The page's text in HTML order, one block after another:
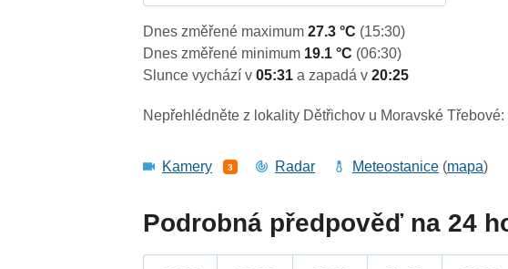
Dnes změřené maximum27.3 °C (15:30)
Dnes změřené minimum 19.1 °C (06:30)
Slunce vychází v05:31a zapadá v20:25
Nepřehlédněte z lokality Dětřichov u Moravské Třebové:
Kamery 3 Radar Meteostanice (mapa)
Podrobná předpověď na 24